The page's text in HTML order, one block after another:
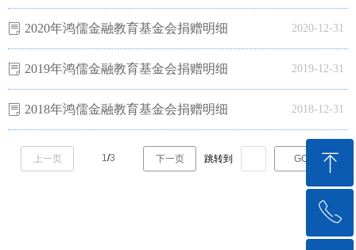
2020-12-31
ꂓ 2020年鸿儒金融教育基金会捐赠明细
2019-12-31
ꂓ 2019年鸿儒金融教育基金会捐赠明细
2018-12-31
ꂓ 2018年鸿儒金融教育基金会捐赠明细
上一页 1/3 下一页 跳转到 GO ꁸ
回到顶部
ꂅ